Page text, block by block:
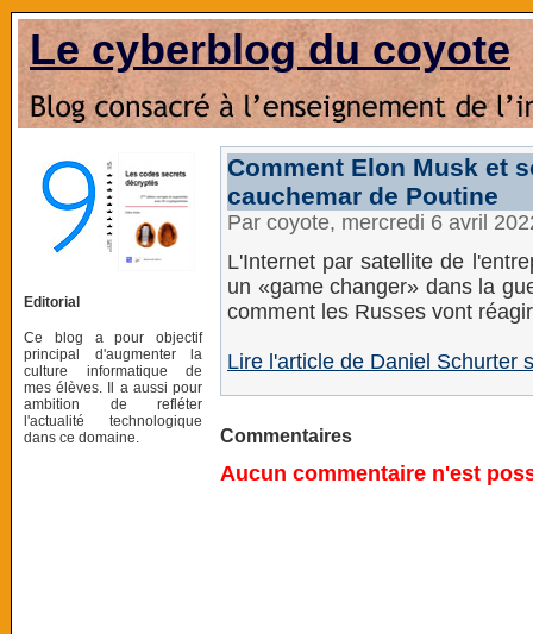
Le cyberblog du coyote
Editorial
Ce blog a pour objectif
principal d'augmenter la
culture informatique de
mes élèves. Il a aussi pour
ambition de refléter
l'actualité technologique
dans ce domaine.
Comment Elon Musk et
cauchemar de Poutine
Par coyote, mercredi 6 avril
L'Internet par satellite de
un «game changer» dans la
comment les Russes vont
Lire l'article de Daniel Schurter
Commentaires
Aucun commentaire n'est